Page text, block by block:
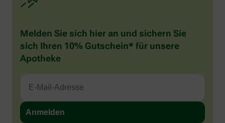
Melden Sie sich hier an und sichern Sie
sich Ihren 10% Gutschein* für unsere
Apotheke